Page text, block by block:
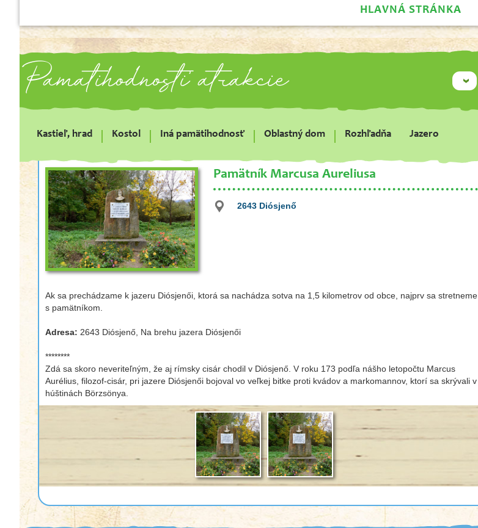
HLAVNÁ STRÁNKA
Pamätihodnosti, atrakcie
Kastieľ, hrad Kostol Iná pamätihodnosť Oblastný dom Rozhľadňa Jazero
Pamätník Marcusa Aureliusa
2643 Diósjenő
Ak sa prechádzame k jazeru Diósjenői, ktorá sa nachádza sotva na 1,5 kilometrov od obce, najprv sa stretneme
s pamätníkom.
Adresa: 2643 Diósjenő, Na brehu jazera Diósjenői
********
Zdá sa skoro neveriteľným, že aj rímsky cisár chodil v Diósjenő. V roku 173 podľa nášho letopočtu Marcus
Aurélius, filozof-cisár, pri jazere Diósjenői bojoval vo veľkej bitke proti kvádov a markomannov, ktorí sa skrývali v
húštinách Börzsönya.